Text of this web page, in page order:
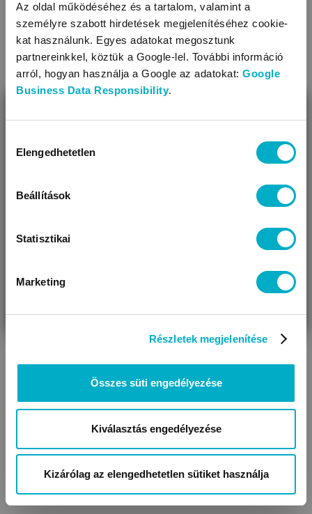
Az oldal működéséhez és a tartalom, valamint a
személyre szabott hirdetések megjelenítéséhez cookie-
kat használunk. Egyes adatokat megosztunk
partnereinkkel, köztük a Google-lel. További információ
arról, hogyan használja a Google az adatokat: Google
Business Data Responsibility.
kiválasztása
Elengedhetetlen
Beállítások
Statisztikai
Marketing
Részletek megjelenítése
Összes süti engedélyezése
Kiválasztás engedélyezése
Kizárólag az elengedhetetlen sütiket használja
Ajánlott kor (év): 0-2
Jellemző: 100%-os UV védelem, kényelmes ergonómikus
kialakítás, neoprén pánt állítható
KAPCSOLÓDÓ KATEGÓRIÁK
Úgy látjuk, most jársz nálunk először!
VÁRANDÓS
AJÁNDÉKOT